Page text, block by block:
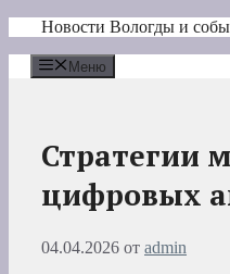
Перейти
содержимому
Новости Вологды и
Меню
Стратегии
цифровых
04.04.2026 от admin